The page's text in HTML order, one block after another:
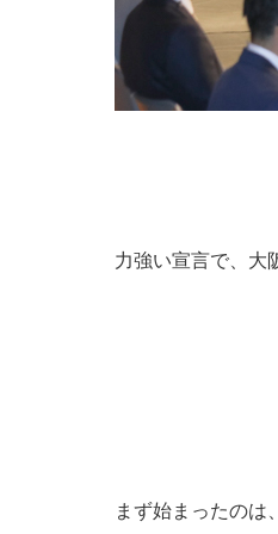
力強い宣言で、大
まず始まったのは